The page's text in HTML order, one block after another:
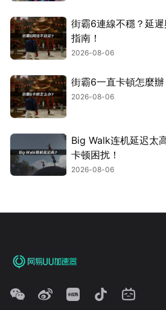
街霸6連線不穩？延
指南！
2026-08-06
街霸6一直卡頓怎麼辦
2026-08-06
Big Walk连机延迟太
卡顿困扰！
2026-08-06